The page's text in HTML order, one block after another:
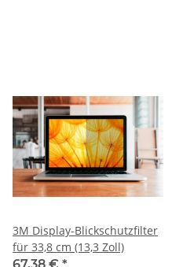
3M Display-Blickschutzfilter
für 33,8 cm (13,3 Zoll)